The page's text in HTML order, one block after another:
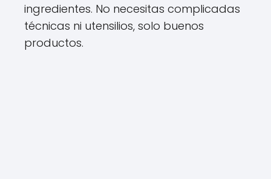
ingredientes. No necesitas complicadas
técnicas ni utensilios, solo buenos
productos.